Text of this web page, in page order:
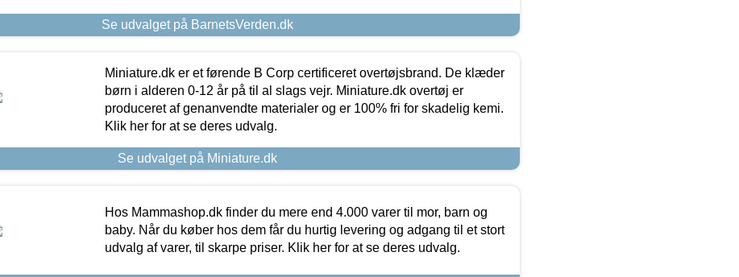
Se udvalget på BarnetsVerden.dk
Miniature.dk er et førende B Corp certificeret overtøjsbrand. De klæder
børn i alderen 0-12 år på til al slags vejr. Miniature.dk overtøj er
produceret af genanvendte materialer og er 100% fri for skadelig kemi.
Klik her for at se deres udvalg.
Se udvalget på Miniature.dk
Hos Mammashop.dk finder du mere end 4.000 varer til mor, barn og
baby. Når du køber hos dem får du hurtig levering og adgang til et stort
udvalg af varer, til skarpe priser. Klik her for at se deres udvalg.